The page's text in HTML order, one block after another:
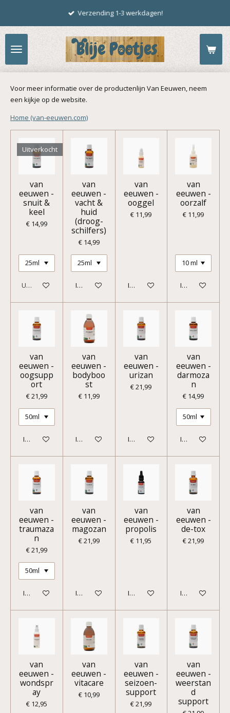
naar
de
hoofdinhoud
Verzending 1-3 werkdagen!
Voor meer informatie over de productenlijn Van Eeuwen, neem
een kijkje op de website.
Home (van-eeuwen.com)
Uitverkocht
van
eeuwen -
snuit &
keel
€ 14,99
Uitverkocht
van
eeuwen -
vacht &
huid
(droog-
schilfers)
€ 14,99
In winkelwagen
van
eeuwen -
ooggel
€ 11,99
In winkelwagen
van
eeuwen -
oorzalf
€ 11,99
In winkelwagen
van
eeuwen -
oogsupp
ort
€ 21,99
In winkelwagen
van
eeuwen -
bodyboo
st
€ 11,99
In winkelwagen
van
eeuwen -
urizan
€ 21,99
In winkelwagen
van
eeuwen -
darmoza
n
€ 14,99
In winkelwagen
van
eeuwen -
traumaza
n
€ 21,99
In winkelwagen
van
eeuwen -
magozan
€ 21,99
In winkelwagen
van
eeuwen -
propolis
€ 11,95
In winkelwagen
van
eeuwen -
de-tox
€ 21,99
In winkelwagen
van
eeuwen -
wondspr
ay
€ 12,95
van
eeuwen -
vitacare
€ 10,99
van
eeuwen -
seizoen-
support
€ 21,99
van
eeuwen -
weerstan
d
support